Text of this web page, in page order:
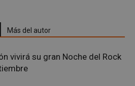
Más del autor
vivirá su gran Noche del Rock
Google